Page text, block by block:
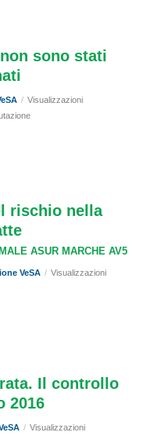
sono stati
/ Visualizzazioni
rischio nella
ASUR MARCHE AV5
VeSA / Visualizzazioni
Il controllo
2016
/ Visualizzazioni